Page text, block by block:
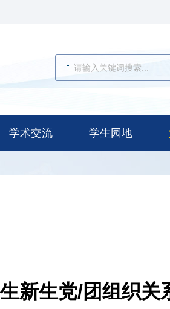
学术交流 学生园地
新生党/团组织关